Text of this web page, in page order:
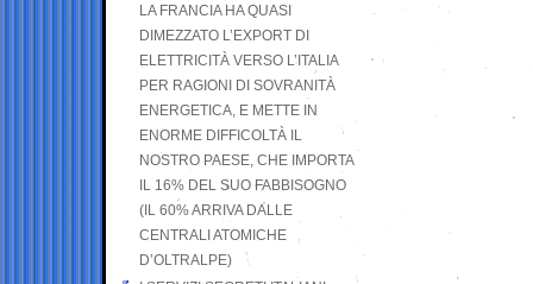
LA FRANCIA HA QUASI
DIMEZZATO L’EXPORT DI
ELETTRICITÀ VERSO L’ITALIA
PER RAGIONI DI SOVRANITÀ
ENERGETICA, E METTE IN
ENORME DIFFICOLTÀ IL
NOSTRO PAESE, CHE IMPORTA
IL 16% DEL SUO FABBISOGNO
(IL 60% ARRIVA DALLE
CENTRALI ATOMICHE
D’OLTRALPE)